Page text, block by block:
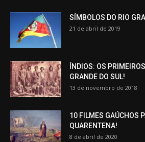
SÍMBOLOS DO RIO
21 de abril de 2019
ÍNDIOS: OS
GRANDE DO SUL!
13 de novembro de 2018
10 FILMES GAÚCHOS
QUARENTENA!
8 de abril de 2020